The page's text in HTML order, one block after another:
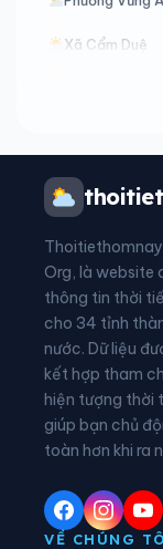
Xã Cẩm Duệ
Xã Cổ Đạm
Xã Đông Kinh
Xã Đồng Tiến
Xã Đức Minh
Xã Đức Thịnh
Xã Gia Hanh
Xã Hồng Lộc
Xã Hương Đô
Xã Hương Phố
thoitiet
Org, là website
thông tin thời
cho 34 tỉnh
nước. Dữ liệu
kết hợp tham
hiện tượng thời
giúp bạn chủ
toàn hơn khi ra
VỀ CHÚNG